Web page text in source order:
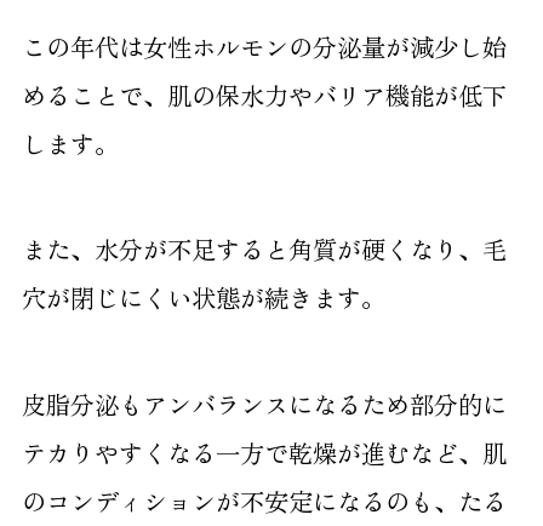
この年代は女性ホルモンの分泌量が減少し始
めることで、肌の保水力やバリア機能が低下
します。
また、水分が不足すると角質が硬くなり、毛
穴が閉じにくい状態が続きます。
皮脂分泌もアンバランスになるため部分的に
テカりやすくなる一方で乾燥が進むなど、肌
のコンディションが不安定になるのも、たる